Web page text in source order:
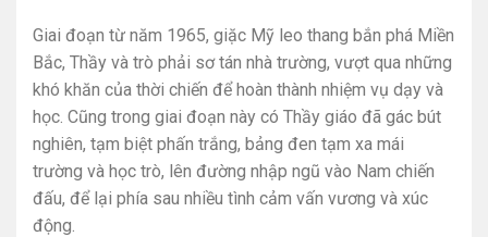
Giai đoạn từ năm 1965, giặc Mỹ leo thang bắn phá Miền
Bắc, Thầy và trò phải sơ tán nhà trường, vượt qua những
khó khăn của thời chiến để hoàn thành nhiệm vụ dạy và
học. Cũng trong giai đoạn này có Thầy giáo đã gác bút
nghiên, tạm biệt phấn trắng, bảng đen tạm xa mái
trường và học trò, lên đường nhập ngũ vào Nam chiến
đấu, để lại phía sau nhiều tình cảm vấn vương và xúc
động.